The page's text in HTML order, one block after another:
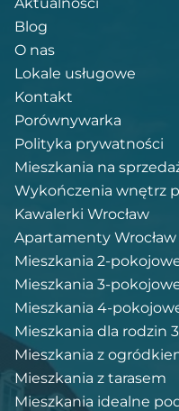
Blog
O nas
Lokale usługowe
Kontakt
Porównywarka
Polityka prywatności
Mieszkania na
Wykończenia wnętrz
Kawalerki Wrocław
Apartamenty Wrocław
Mieszkania 2-
Mieszkania 3-
Mieszkania 4-
Mieszkania dla rodzin
Mieszkania z
Mieszkania z tarasem
Mieszkania idealne